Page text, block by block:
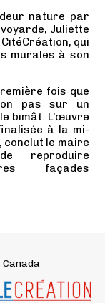
nature par
Juliette
qui
murales à son
fois que
pas sur un
bimât. L’œuvre
à la mi-
conclut le maire
reproduire
façades
Canada